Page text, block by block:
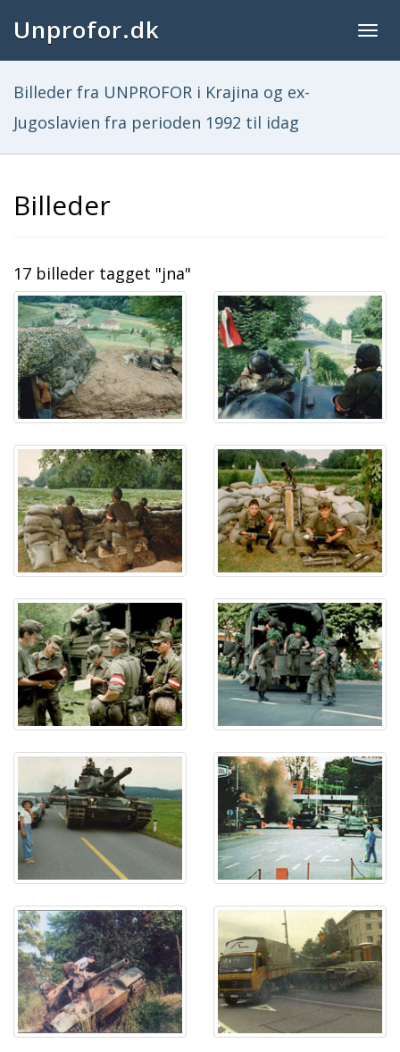
Unprofor.dk
Billeder fra UNPROFOR i Krajina og ex-
Jugoslavien fra perioden 1992 til idag
Billeder
17 billeder tagget "jna"